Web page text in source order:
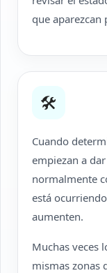
que aparezcan
🛠
Cuando
empiezan a
normalmente
está
aumenten.
Muchas veces
mismas zonas